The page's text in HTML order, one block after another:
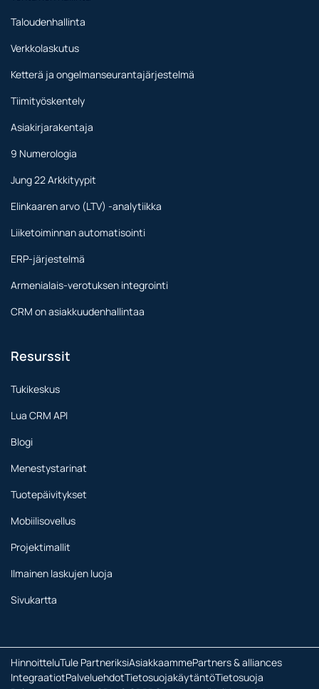
Taloudenhallinta
Verkkolaskutus
Ketterä ja ongelmanseurantajärjestelmä
Tiimityöskentely
Asiakirjarakentaja
9 Numerologia
Jung 22 Arkkityypit
Elinkaaren arvo (LTV) -analytiikka
Liiketoiminnan automatisointi
ERP-järjestelmä
Armenialais-verotuksen integrointi
CRM on asiakkuudenhallintaa
Resurssit
Tukikeskus
Lua CRM API
Blogi
Menestystarinat
Tuotepäivitykset
Mobiilisovellus
Projektimallit
Ilmainen laskujen luoja
Sivukartta
HinnoitteluTule PartneriksiAsiakkaammePartners & alliances
IntegraatiotPalveluehdotTietosuojakäytäntöTietosuoja